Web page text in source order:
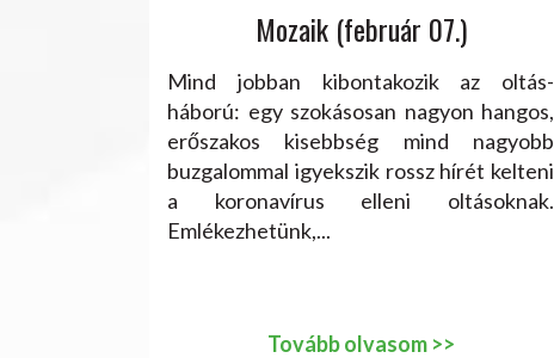
Mozaik (február 07.)
Mind jobban kibontakozik az oltás-
háború: egy szokásosan nagyon hangos,
erőszakos kisebbség mind nagyobb
buzgalommal igyekszik rossz hírét kelteni
a koronavírus elleni oltásoknak.
Emlékezhetünk,...
Tovább olvasom >>
Oldalak